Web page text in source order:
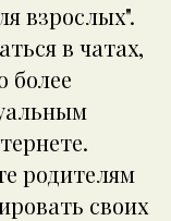
взрослых".
в чатах,
более
родителям
своих